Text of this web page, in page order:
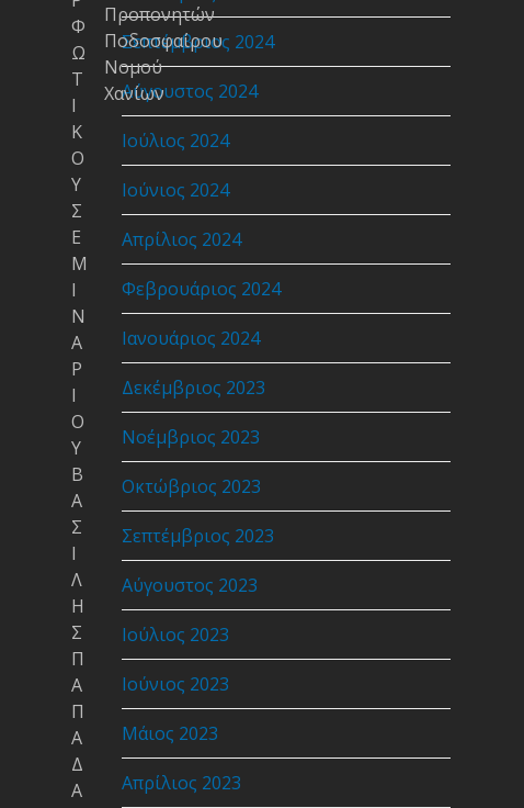
Σεπτέμβριος 2024
Αύγουστος 2024
Ιούλιος 2024
Ιούνιος 2024
Απρίλιος 2024
Φεβρουάριος 2024
Ιανουάριος 2024
Δεκέμβριος 2023
Νοέμβριος 2023
Οκτώβριος 2023
Σεπτέμβριος 2023
Αύγουστος 2023
Ιούλιος 2023
Ιούνιος 2023
Μάιος 2023
Απρίλιος 2023
Φ
Ω
Τ
Ι
Κ
Ο
Υ
Σ
Ε
Μ
Ι
Ν
Α
Ρ
Ι
Ο
Υ
Β
Α
Σ
Ι
Λ
Η
Σ
Π
Α
Π
Α
Δ
Α
Προπονητών
Ποδοσφαίρου
Νομού
Χανίων